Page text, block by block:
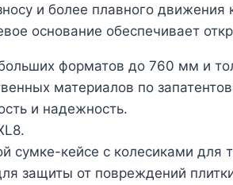
и более плавного движения
основание обеспечивает
больших форматов до 760 мм и
материалов по
и надежность.
сумке-кейсе с колесиками для
защиты от повреждений